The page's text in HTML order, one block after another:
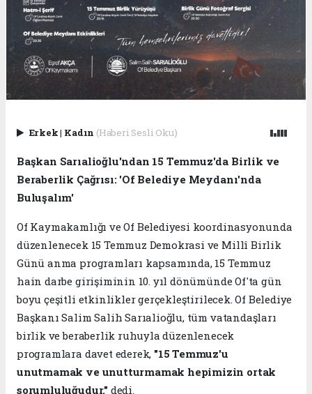
Erkek| Kadın (Haberi Sesli Oku)
Başkan Sarıalioğlu'ndan 15 Temmuz'da Birlik ve
Beraberlik Çağrısı: 'Of Belediye Meydanı'nda
Buluşalım'
Of Kaymakamlığı ve Of Belediyesi koordinasyonunda
düzenlenecek 15 Temmuz Demokrasi ve Millî Birlik
Günü anma programları kapsamında, 15 Temmuz
hain darbe girişiminin 10. yıl dönümünde Of'ta gün
boyu çeşitli etkinlikler gerçekleştirilecek. Of Belediye
Başkanı Salim Salih Sarıalioğlu, tüm vatandaşları
birlik ve beraberlik ruhuyla düzenlenecek
programlara davet ederek, "15 Temmuz'u
unutmamak ve unutturmamak hepimizin ortak
sorumluluğudur." dedi.